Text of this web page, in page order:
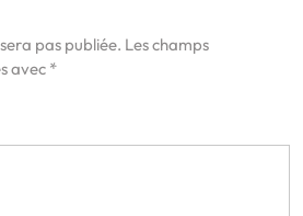
pas publiée. Les champs
avec *